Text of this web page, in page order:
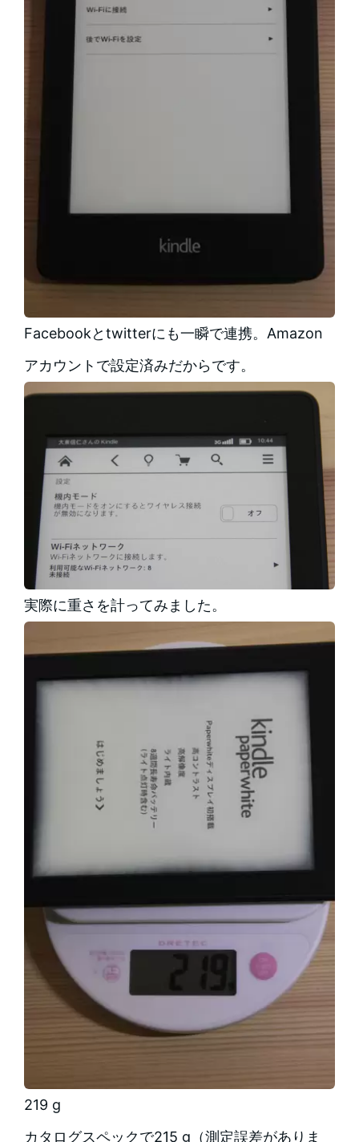
Facebookとtwitterにも一瞬で連携。Amazon
アカウントで設定済みだからです。
実際に重さを計ってみました。
219 g
カタログスペックで215 g（測定誤差がありま